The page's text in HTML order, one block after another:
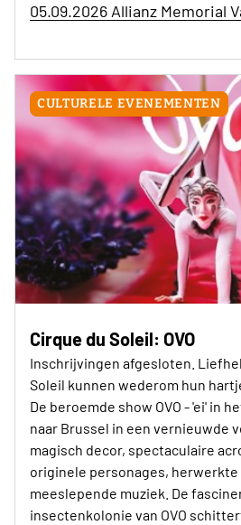
05.09.2026 Allianz Memorial
CULTURELE EVENEMENTEN
Cirque du Soleil: OVO
Inschrijvingen afgesloten.
Soleil kunnen wederom hun
De beroemde show OVO - 'ei' in
naar Brussel in een vernieuwde
magisch decor, spectaculaire
originele personages, herwerkte
meeslepende muziek. De
insectenkolonie van OVO